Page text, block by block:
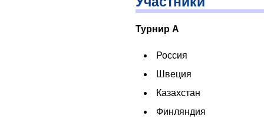
Турнир А
Россия
Швеция
Казахстан
Финляндия